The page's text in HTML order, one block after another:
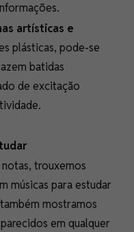
artísticas e
plásticas, pode-se
batidas
de excitação
trouxemos
músicas para estudar
mostramos
em qualquer